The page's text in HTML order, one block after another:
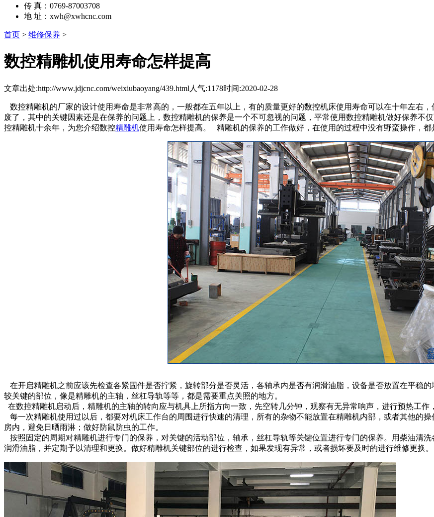
传 真：0769-87003708
地 址：xwh@xwhcnc.com
首页 > 维修保养 >
数控精雕机使用寿命怎样提高
文章出处:http://www.jdjcnc.com/weixiubaoyang/439.html 人气:1178时间:2020-02-28
数控精雕机的厂家的设计使用寿命是非常高的，一般都在五年以上，有的质量更好的数控机床使用寿命可以在十年左右
废了，其中的关键因素还是在保养的问题上，数控精雕机的保养是一个不可忽视的问题，平常使用数控精雕机做好保养不
控精雕机十余年，为您介绍数控精雕机使用寿命怎样提高。 精雕机的保养的工作做好，在使用的过程中没有野蛮操作，都
在开启精雕机之前应该先检查各紧固件是否拧紧，旋转部分是否灵活，各轴承内是否有润滑油脂，设备是否放置在平稳
较关键的部位，像是精雕机的主轴，丝杠导轨等等，都是需要重点关照的地方。
在数控精雕机启动后，精雕机的主轴的转向应与机具上所指方向一致，先空转几分钟，观察有无异常响声，进行预热工作
每一次精雕机使用过以后，都要对机床工作台的周围进行快速的清理，所有的杂物不能放置在精雕机内部，或者其他的
房内，避免日晒雨淋；做好防鼠防虫的工作。
按照固定的周期对精雕机进行专门的保养，对关键的活动部位，轴承，丝杠导轨等关键位置进行专门的保养。用柴油清
润滑油脂，并定期予以清理和更换。做好精雕机关键部位的进行检查，如果发现有异常，或者损坏要及时的进行维修更换。